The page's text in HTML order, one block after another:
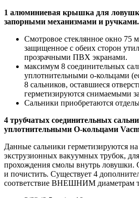
1 алюминиевая крышка для
запорными механизмами и ручками.
Смотровое стеклянное окно 75
защищенное с обеих сторон
прозрачными ПВХ экранами.
максимум 8 соединительных
уплотнительными о-кольцами
8 сальников, оставшиеся
герметизируются снимаемыми
Сальники приобретаются
4 трубчатых соединительных
уплотнительными О-кольцами
Данные сальники герметизируются
экструзионных вакуумных трубок,
прохождения смолы внутрь ловушки.
и почистить. Существует 4
соответствие ВНЕШНИМ диаметрам